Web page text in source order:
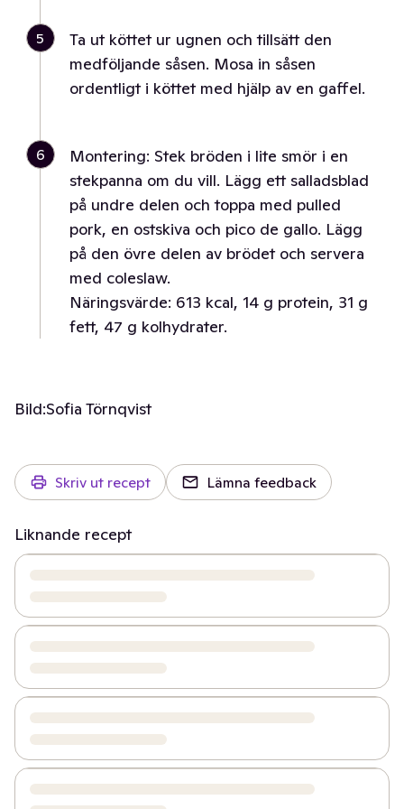
5
Ta ut köttet ur ugnen och tillsätt den
medföljande såsen. Mosa in såsen
ordentligt i köttet med hjälp av en gaffel.
6
Montering: Stek bröden i lite smör i en
stekpanna om du vill. Lägg ett salladsblad
på undre delen och toppa med pulled
pork, en ostskiva och pico de gallo. Lägg
på den övre delen av brödet och servera
med coleslaw.
Näringsvärde: 613 kcal, 14 g protein, 31 g
fett, 47 g kolhydrater.
Bild:Sofia Törnqvist
Skriv ut recept Lämna feedback
Liknande recept